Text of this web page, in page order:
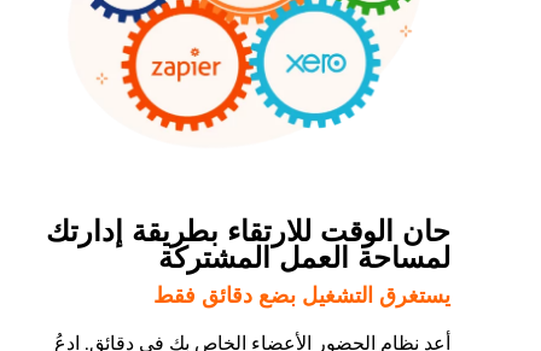
حان الوقت للارتقاء بطريقة إدارتك
لمساحة العمل المشتركة
يستغرق التشغيل بضع دقائق فقط
أعد نظام الحضور الأعضاء الخاص بك في دقائق. ادعُ